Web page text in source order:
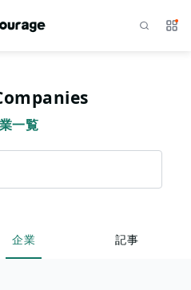
サ
一覧
企業 記事